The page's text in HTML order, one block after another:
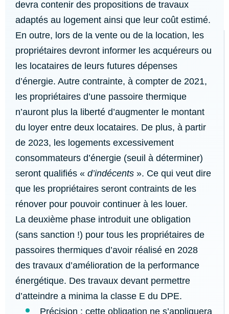
devra contenir des propositions de travaux
adaptés au logement ainsi que leur coût estimé.
En outre, lors de la vente ou de la location, les
propriétaires devront informer les acquéreurs ou
les locataires de leurs futures dépenses
d’énergie. Autre contrainte, à compter de 2021,
les propriétaires d’une passoire thermique
n’auront plus la liberté d’augmenter le montant
du loyer entre deux locataires. De plus, à partir
de 2023, les logements excessivement
consommateurs d’énergie (seuil à déterminer)
seront qualifiés « d’indécents ». Ce qui veut dire
que les propriétaires seront contraints de les
rénover pour pouvoir continuer à les louer.
La deuxième phase introduit une obligation
(sans sanction !) pour tous les propriétaires de
passoires thermiques d’avoir réalisé en 2028
des travaux d’amélioration de la performance
énergétique. Des travaux devant permettre
d’atteindre a minima la classe E du DPE.
Précision : cette obligation ne s’appliquera